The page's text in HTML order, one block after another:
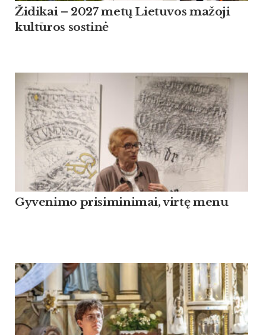
Židikai – 2027 metų Lietuvos mažoji
kultūros sostinė
Gyvenimo prisiminimai, virtę menu